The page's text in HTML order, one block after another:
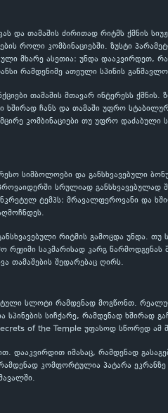
და თამაშის ძირითად რიტმს ქმნის
როლი კომბინაციებში. ზუსტი
მხარე ასეთია: უნდა დააკვირდეთ,
რამდენიმე ათეული სპინის
თამაშის მთავარ ინტერესს ქმნის.
ხშირად ჩანს და თამაში უფრო
კომბინაციები თუ უფრო დაძაბული
სიმბოლოები და განსხვავებული
სრულიად
ტემპს: მრავალფეროვანი და
რიტმის გამოცდა უნდა.
რეჟიმი საკმარისად კარგ
თამაშების შედარებაც ღირს.
სლოტი რამდენად მოგწონთ.
სიჩქარე, რამდენად ხშირად
of the Temple უფასოდ სწორედ ამ
დააკვირდით იმასაც, რამდენად
კომფორტულია პატარა